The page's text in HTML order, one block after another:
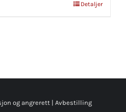
Detaljer
og angrerett | Avbestilling